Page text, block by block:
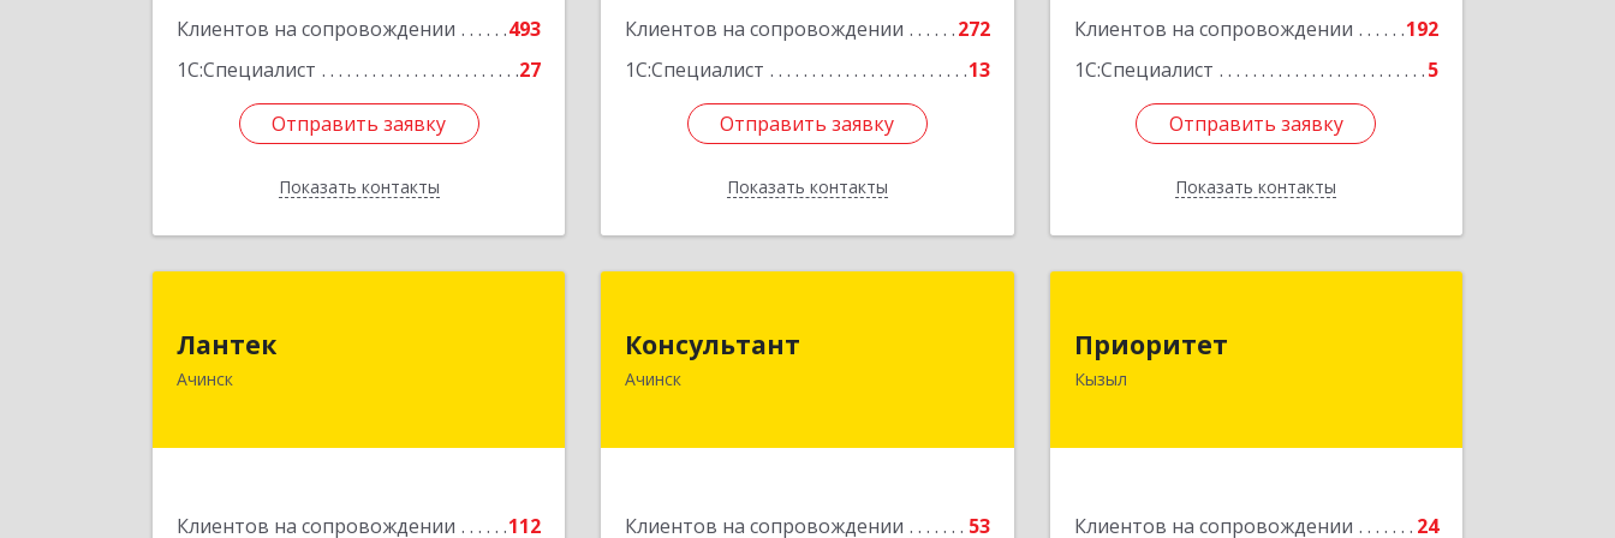
Клиентов на сопровождении
493
1С:Специалист
27
Отправить заявку
Показать контакты
Отправить заявку
Назад
Клиентов на сопровождении
272
1С:Специалист
13
Отправить заявку
Показать контакты
Отправить заявку
Назад
Клиентов на сопровождении
192
1С:Специалист
5
Отправить заявку
Показать контакты
Отправить заявку
Назад
Лантек
Ачинск
Клиентов на сопровождении
112
Подробнее
Консультант
Ачинск
Клиентов на сопровождении 53
662159, Красноярский край, Ачинск г,
Юго-Восточный район, дом № 21А
Подробнее
Приоритет
Кызыл
Клиентов на сопровождении 24
Комсомольская ул, дом № 20, кв. 2,